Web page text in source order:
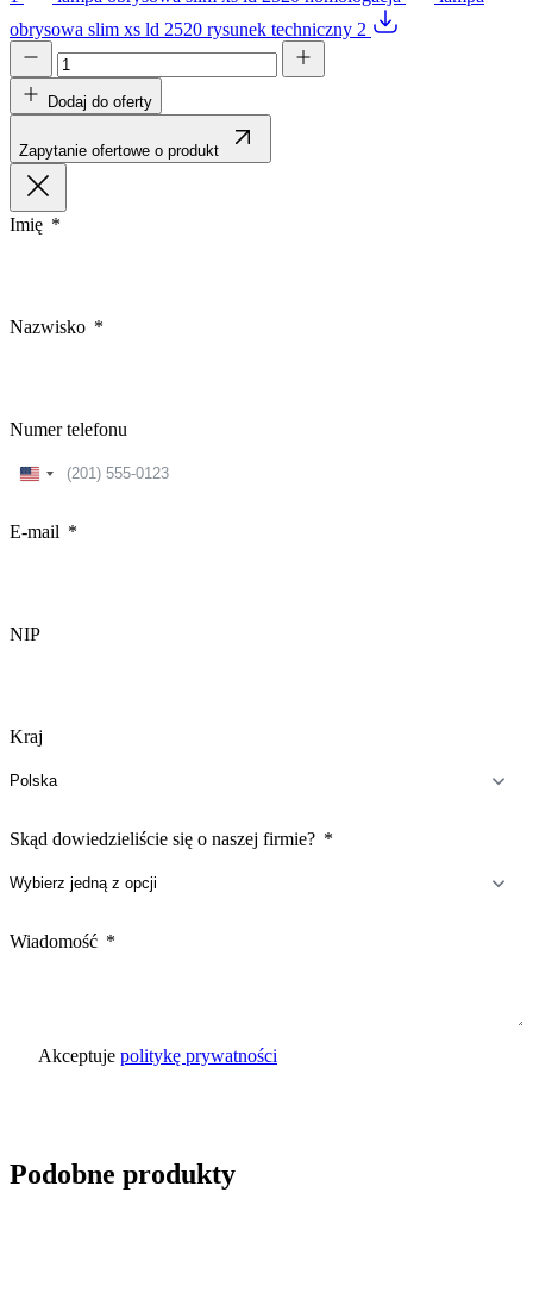
obrysowa slim xs ld 2520 rysunek techniczny 2
Dodaj do oferty
Zapytanie ofertowe o produkt
Imię
Nazwisko
Numer telefonu
United
E-mail
NIP
Kraj
Skąd dowiedzieliście się o naszej firmie?
Wiadomość
Akceptuje politykę prywatności
Podobne produkty